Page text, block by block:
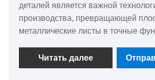
деталей является важной
производства, превращающей
металлические листы в точные
автомобильная, аэрокосмическая и
Этот сложный процесс включает в
Читать далее